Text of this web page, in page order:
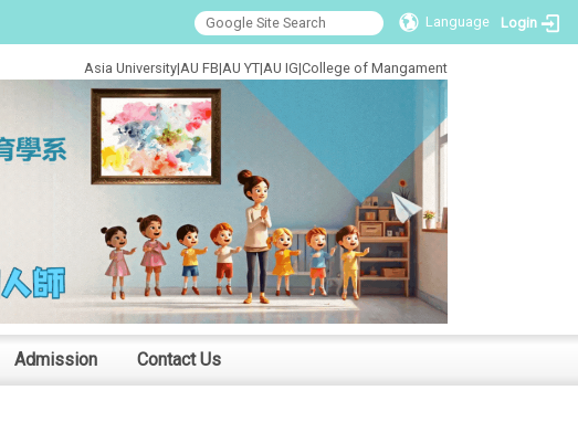
Language Login
Asia University|AU FB|AU YT|AU IG|College of Mangament
Admission Contact Us